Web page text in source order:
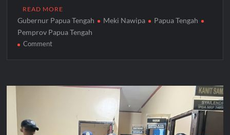
READ MORE
Gubernur Papua Tengah Meki Nawipa
Papua Tengah
Pemprov Papua Tengah
Commenton
Tegas!
Terapkan